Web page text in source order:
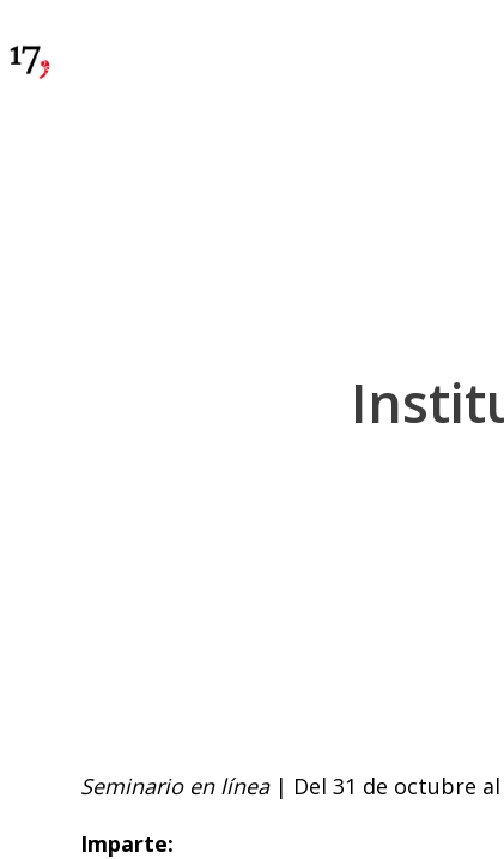
Seminario en línea| Del 31 de octubre al
Imparte: